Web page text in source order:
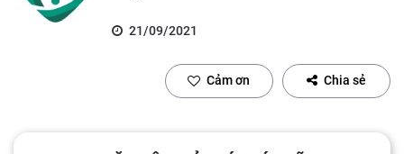
21/09/2021
Cảm ơn Chia sẻ